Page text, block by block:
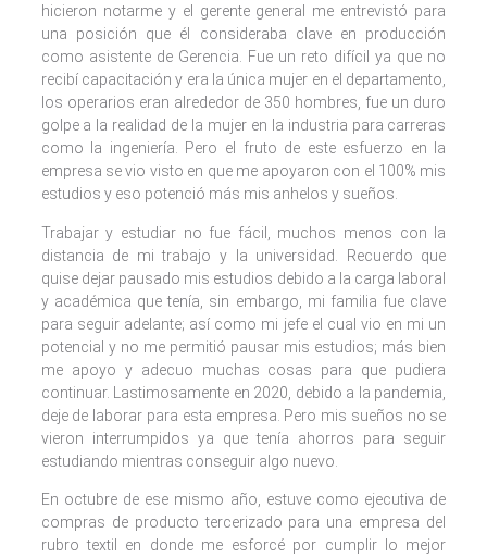
hicieron notarme y el gerente general me entrevistó para
una posición que él consideraba clave en producción
como asistente de Gerencia. Fue un reto difícil ya que no
recibí capacitación y era la única mujer en el departamento,
los operarios eran alrededor de 350 hombres, fue un duro
golpe a la realidad de la mujer en la industria para carreras
como la ingeniería. Pero el fruto de este esfuerzo en la
empresa se vio visto en que me apoyaron con el 100% mis
estudios y eso potenció más mis anhelos y sueños.
Trabajar y estudiar no fue fácil, muchos menos con la
distancia de mi trabajo y la universidad. Recuerdo que
quise dejar pausado mis estudios debido a la carga laboral
y académica que tenía, sin embargo, mi familia fue clave
para seguir adelante; así como mi jefe el cual vio en mi un
potencial y no me permitió pausar mis estudios; más bien
me apoyo y adecuo muchas cosas para que pudiera
continuar. Lastimosamente en 2020, debido a la pandemia,
deje de laborar para esta empresa. Pero mis sueños no se
vieron interrumpidos ya que tenía ahorros para seguir
estudiando mientras conseguir algo nuevo.
En octubre de ese mismo año, estuve como ejecutiva de
compras de producto tercerizado para una empresa del
rubro textil en donde me esforcé por cumplir lo mejor